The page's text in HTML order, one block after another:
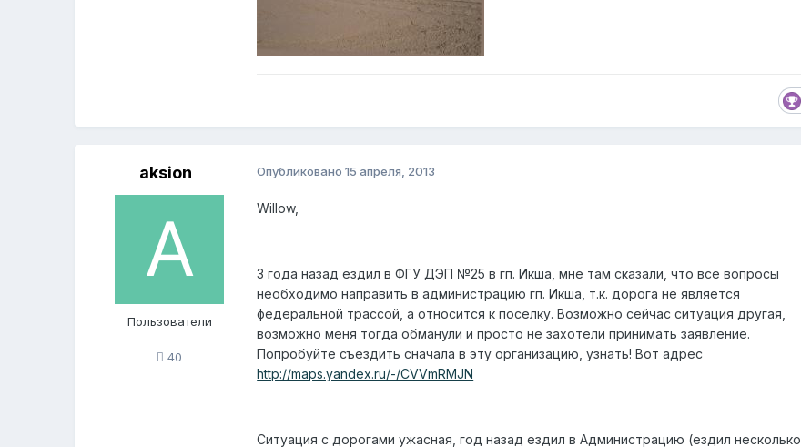
aksion
Пользователи
40
Опубликовано15 апреля, 2013
Willow,
3 года назад ездил в ФГУ ДЭП №25 в гп. Икша, мне там сказали, что все вопросы
необходимо направить в администрацию гп. Икша, т.к. дорога не является
федеральной трассой, а относится к поселку. Возможно сейчас ситуация другая,
возможно меня тогда обманули и просто не захотели принимать заявление.
Попробуйте съездить сначала в эту организацию, узнать! Вот адрес
http://maps.yandex.ru/-/CVVmRMJN
Ситуация с дорогами ужасная, год назад ездил в Администрацию (ездил несколько